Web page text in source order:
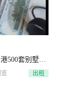
500套别墅资
房随时联系！
出租